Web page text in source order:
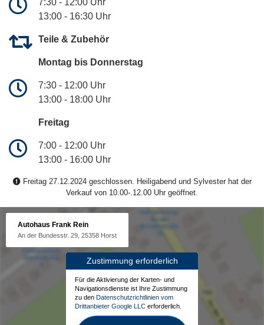
13:00 - 16:30 Uhr
Teile & Zubehör
Montag bis Donnerstag
7:30 - 12:00 Uhr
13:00 - 18:00 Uhr
Freitag
7:00 - 12:00 Uhr
13:00 - 16:00 Uhr
Freitag 27.12.2024 geschlossen. Heiligabend und Sylvester hat der
Verkauf von 10.00-.12.00 Uhr geöffnet.
Autohaus Frank Rein
An der Bundesstr. 29, 25358 Horst
Zustimmung erforderlich
Für die Aktivierung der Karten- und
Navigationsdienste ist Ihre Zustimmung
zu den Datenschutzrichtlinien vom
Drittanbieter Google LLC erforderlich.